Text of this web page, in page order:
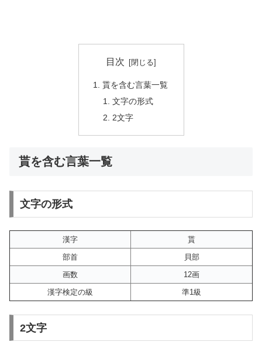
目次
貰を含む言葉一覧
文字の形式
2文字
貰を含む言葉一覧
文字の形式
漢字
貰
部首
貝部
画数
12画
漢字検定の級
準1級
2文字